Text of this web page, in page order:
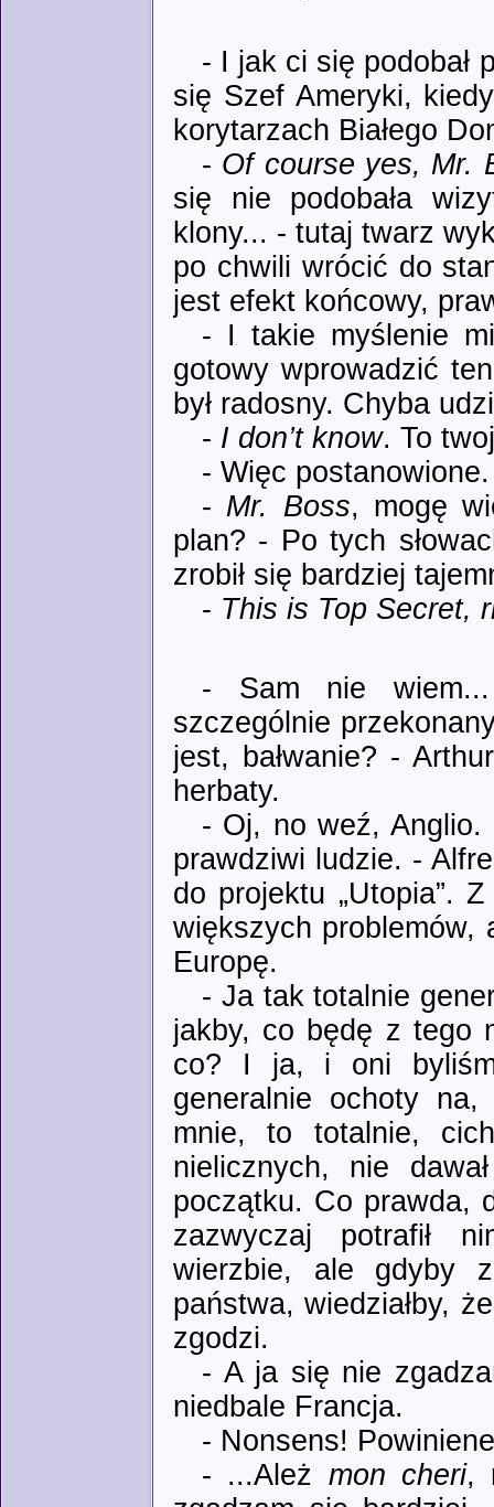
- I jak ci się podobał
się Szef Ameryki,
korytarzach Białego
- Of course yes, Mr.
się nie podobała
klony... - tutaj twarz
po chwili wrócić do
jest efekt końcowy,
- I takie myślenie
gotowy wprowadzić
był radosny. Chyba
- I don’t know. To
- Więc
- Mr. Boss, mogę
plan? - Po tych
zrobił się bardziej
- This is Top Secret,
- Sam nie
szczególnie
jest, bałwanie? -
herbaty.
- Oj, no weź,
prawdziwi ludzie. -
do projektu „Utopia”.
większych problemów,
Europę.
- Ja tak totalnie
jakby, co będę z tego
co? I ja, i oni
generalnie ochoty
mnie, to totalnie,
nielicznych, nie
początku. Co prawda,
zazwyczaj potrafił
wierzbie, ale gdyby
państwa, wiedziałby,
zgodzi.
- A ja się nie
niedbale Francja.
- Nonsens!
- ...Ależ mon cheri,